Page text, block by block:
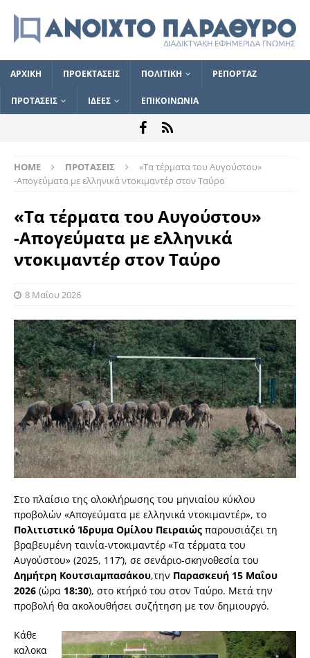
ΑΡΧΙΚΗ ΠΡΟΕΚΤΑΣΕΙΣ ΠΟΛΙΤΙΚΗ ΡΕΠΟΡΤΑΖ
ΠΡΟΤΑΣΕΙΣ ΙΔΕΕΣ ΕΠΙΚΟΙΝΩΝΙΑ
HOME ΠΡΟΤΑΣΕΙΣ
«Τα τέρματα του Αυγούστου»
-Απογεύματα με ελληνικά ντοκιμαντέρ στον Ταύρο
«Τα τέρματα του Αυγούστου»
-Απογεύματα με ελληνικά
ντοκιμαντέρ στον Ταύρο
8 Μαΐου 2026
Στο πλαίσιο της ολοκλήρωσης του μηνιαίου κύκλου
προβολών «Απογεύματα με ελληνικά ντοκιμαντέρ», το
Πολιτιστικό Ίδρυμα Ομίλου Πειραιώς παρουσιάζει τη
βραβευμένη ταινία-ντοκιμαντέρ «Τα τέρματα του
Αυγούστου» (2025, 117’), σε σενάριο-σκηνοθεσία του
Δημήτρη Κουτσιαμπασάκου,την Παρασκευή 15 Μαΐου
2026 (ώρα 18:30), στο κτήριό του στον Ταύρο. Μετά την
προβολή θα ακολουθήσει συζήτηση με τον δημιουργό.
Κάθε
καλοκα